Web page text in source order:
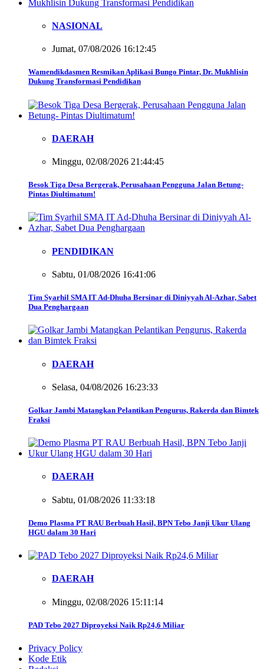
NASIONAL
Jumat, 07/08/2026 16:12:45
Wamendikdasmen Resmikan Aplikasi Bungo Pintar, Dr. Mukhlisin
Dukung Transformasi Pendidikan
DAERAH
Minggu, 02/08/2026 21:44:45
Besok Tiga Desa Bergerak, Perusahaan Pengguna Jalan Betung-
Pintas Diultimatum!
PENDIDIKAN
Sabtu, 01/08/2026 16:41:06
Tim Syarhil SMA IT Ad-Dhuha Bersinar di Diniyyah Al-Azhar, Sabet
Dua Penghargaan
DAERAH
Selasa, 04/08/2026 16:23:33
Golkar Jambi Matangkan Pelantikan Pengurus, Rakerda dan Bimtek
Fraksi
DAERAH
Sabtu, 01/08/2026 11:33:18
Demo Plasma PT RAU Berbuah Hasil, BPN Tebo Janji Ukur Ulang
HGU dalam 30 Hari
DAERAH
Minggu, 02/08/2026 15:11:14
PAD Tebo 2027 Diproyeksi Naik Rp24,6 Miliar
Privacy Policy
Kode Etik